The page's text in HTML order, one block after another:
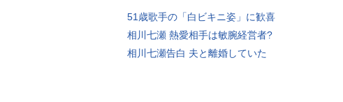
51歳歌手の「白ビキニ姿」に歓喜
相川七瀬 熱愛相手は敏腕経営者?
相川七瀬告白 夫と離婚していた